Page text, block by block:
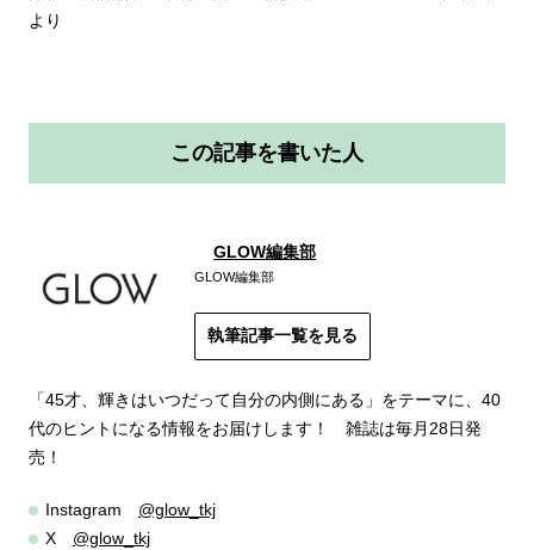
より
この記事を書いた人
GLOW編集部
GLOW編集部
執筆記事一覧を見る
「45才、輝きはいつだって自分の内側にある」をテーマに、40
代のヒントになる情報をお届けします！ 雑誌は毎月28日発
売！
Instagram @glow_tkj
X @glow_tkj